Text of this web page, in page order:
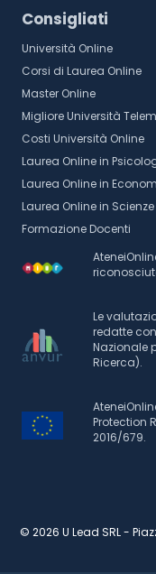
Consigliati
Università Online
Corsi di Laurea Online
Master Online
Migliore Università
Costi Università Online
Laurea Online in
Laurea Online in
Laurea Online in
Formazione Docenti
Le
redatte
Nazionale
Ricerca).
Protection
2016/679.
© 2026 U Lead SRL -